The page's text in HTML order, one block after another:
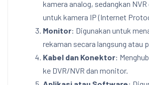
kamera analog, sedangkan
untuk kamera IP (Internet
Monitor: Digunakan untuk
rekaman secara langsung atau
Kabel dan Konektor:
ke DVR/NVR dan monitor.